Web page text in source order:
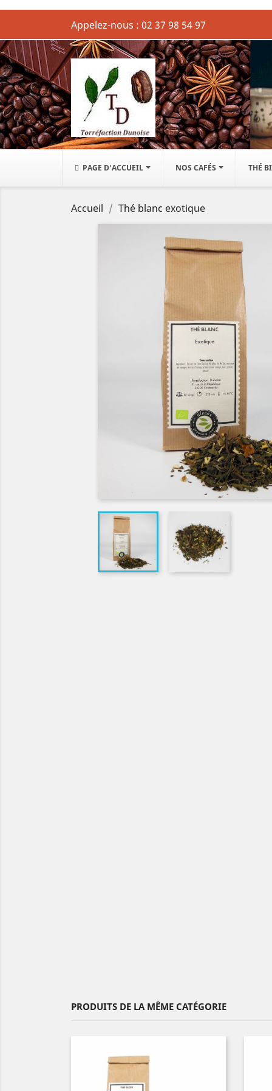
Appelez-nous : 02 37 98 54 97
PAGE D'ACCUEIL NOS CAFÉS THÉ
Accueil Thé blanc exotique
PRODUITS DE LA MÊME CATÉGORIE